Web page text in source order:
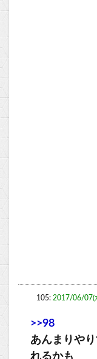
105: 2017/06/07(
>>98
あんまりや
れるかも